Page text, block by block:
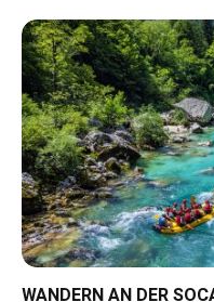
WANDERN AN DER